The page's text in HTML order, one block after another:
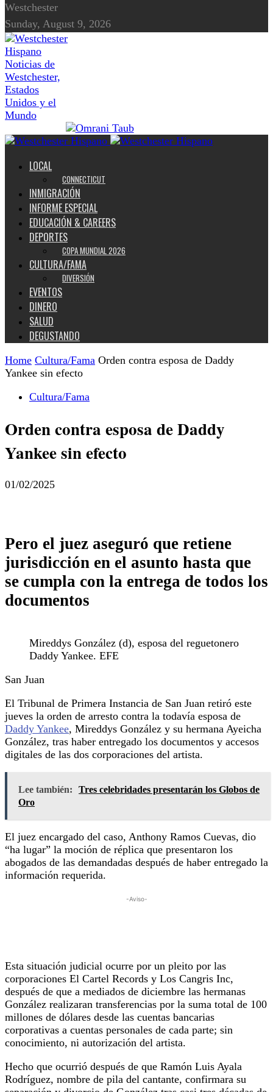
Westchester
Sunday, August 9, 2026
Noticias de
Westchester,
Estados
Unidos y el
Mundo
LOCAL
CONNECTICUT
INMIGRACIÓN
INFORME ESPECIAL
EDUCACIÓN & CAREERS
DEPORTES
COPA MUNDIAL 2026
CULTURA/FAMA
DIVERSIÓN
EVENTOS
DINERO
SALUD
DEGUSTANDO
Home Cultura/Fama Orden contra esposa de Daddy
Yankee sin efecto
Cultura/Fama
Orden contra esposa de Daddy
Yankee sin efecto
01/02/2025
Pero el juez aseguró que retiene
jurisdicción en el asunto hasta que
se cumpla con la entrega de todos los
documentos
Mireddys González (d), esposa del reguetonero
Daddy Yankee. EFE
San Juan
El Tribunal de Primera Instancia de San Juan retiró este
jueves la orden de arresto contra la todavía esposa de
Daddy Yankee, Mireddys González y su hermana Ayeicha
González, tras haber entregado los documentos y accesos
digitales de las dos corporaciones del artista.
Lee también:
Tres celebridades presentarán los Globos de
Oro
El juez encargado del caso, Anthony Ramos Cuevas, dio
“ha lugar” la moción de réplica que presentaron los
abogados de las demandadas después de haber entregado la
información requerida.
-Aviso-
Esta situación judicial ocurre por un pleito por las
corporaciones El Cartel Records y Los Cangris Inc,
después de que a mediados de diciembre las hermanas
González realizaran transferencias por la suma total de 100
millones de dólares desde las cuentas bancarias
corporativas a cuentas personales de cada parte; sin
conocimiento, ni autorización del artista.
Hecho que ocurrió después de que Ramón Luis Ayala
Rodríguez, nombre de pila del cantante, confirmara su